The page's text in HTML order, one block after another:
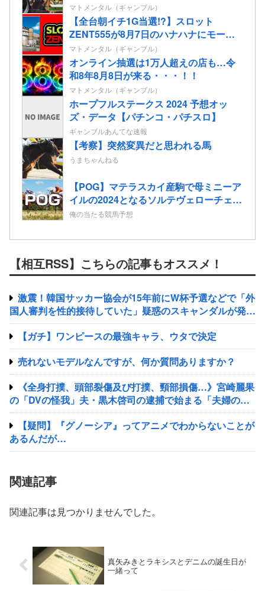
マトメンタル（ギャンブル）
【全台朝イチ1G当選!?】スロット
ZENT555が8月7日のハナハナにモーニ
ングを仕込んだらしいｗｗｗｗ
マトメンタル（ギャンブル）
オンライン抽選は1万人超えの店も…令
和8年8月8日が来る・・・！！
マトメンタル（ギャンブル）
ホープフルステークス 2024 予想オッ
ズ・データ【パチンコ・パチスロ】
ギャンブルあんてな速報
【考察】突然変異だと思われる馬
うまちゃんねる
【POG】マテラスカイ産駒で母ミニーア
イルの2024となるソルテヴェローチェの
2歳情報
俺の当たる競馬予想
【相互RSS】こちらの記事もオススメ！
激震！韓国サッカー協会が15年前にW杯予選などで「外
国人審判を性的接待していた」疑惑のスキャンダルが発
覚！7試合20人が対象で日本人審判が含まれていたとの指
摘も【ガチ】ワンピースの最強キャラ、ウタで決定
売れないモデルなんですが、何か質問ありますか？
《全身打撲、頭部裂傷及び打撲、頸部損傷…》宮崎麗果
の「DVの怪我」夫・黒木啓司の逮捕で始まる「夫婦の闘
争」
【疑問】『グノーシア』ってアニメでわからないことが
あるんだが…
関連記事
関連記事は見つかりませんでした。
真矢みきとラキシスとデニムの誕生日が
一緒って